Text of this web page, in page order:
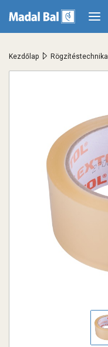
Kezdőlap > Rögzítéstechnika